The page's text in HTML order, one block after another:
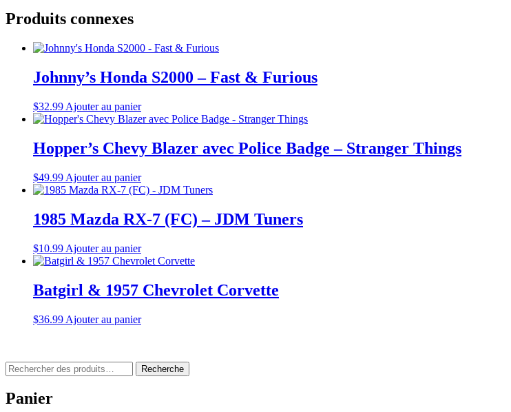
Produits connexes
Johnny’s Honda S2000 – Fast & Furious
$32.99 Ajouter au panier
Hopper’s Chevy Blazer avec Police Badge – Stranger Things
$49.99 Ajouter au panier
1985 Mazda RX-7 (FC) – JDM Tuners
$10.99 Ajouter au panier
Batgirl & 1957 Chevrolet Corvette
$36.99 Ajouter au panier
Rechercher
:
Recherche
Panier